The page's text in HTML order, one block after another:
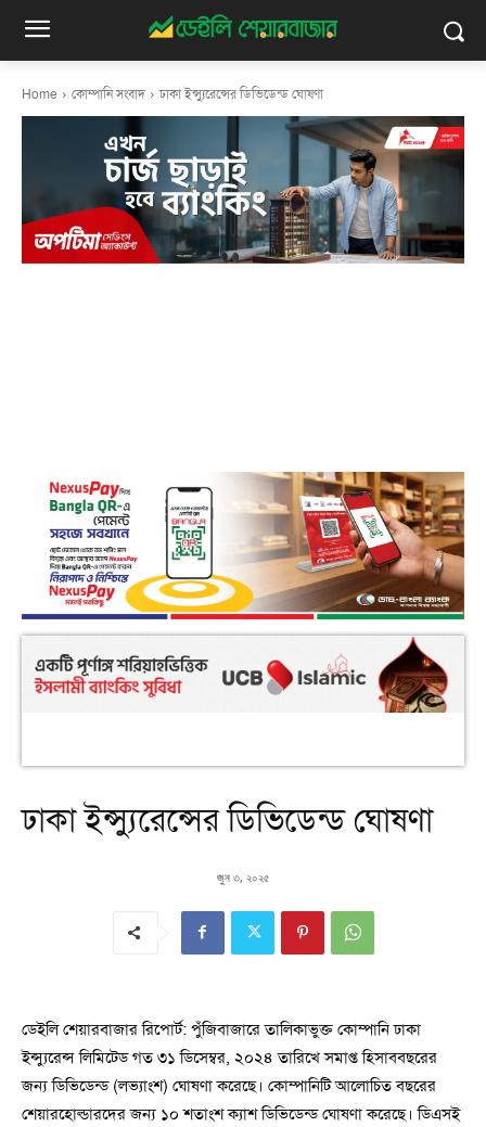
Home কোম্পানি সংবাদ ঢাকা ইন্স্যুরেন্সের ডিভিডেন্ড ঘোষণা
ঢাকা ইন্স্যুরেন্সের ডিভিডেন্ড ঘোষণা
জুন ৩, ২০২৫
ডেইলি শেয়ারবাজার রিপাের্ট: পুঁজিবাজারে তালিকাভুক্ত কোম্পানি ঢাকা
ইন্স্যুরেন্স লিমিটেড গত ৩১ ডিসেম্বর, ২০২৪ তারিখে সমাপ্ত হিসাববছরের
জন্য ডিভিডেন্ড (লভ্যাংশ) ঘোষণা করেছে। কোম্পানিটি আলোচিত বছরের
শেয়ারহোল্ডারদের জন্য ১০ শতাংশ ক্যাশ ডিভিডেন্ড ঘোষণা করেছে। ডিএসই